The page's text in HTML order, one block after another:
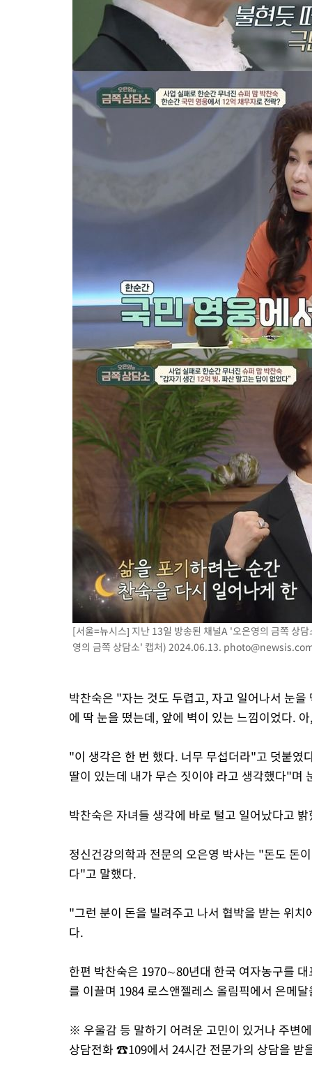
[서울=뉴시스] 지난 13일 방송된 채널A '오은영의 금쪽 상
영의 금쪽 상담소' 캡처) 2024.06.13.
박찬숙은 "자는 것도 두렵고, 자고 일어나서 눈
에 딱 눈을 떴는데, 앞에 벽이 있는 느낌이었다.
"이 생각은 한 번 했다. 너무 무섭더라"고 덧붙
딸이 있는데 내가 무슨 짓이야 라고 생각했다"며
박찬숙은 자녀들 생각에 바로 털고 일어났다고
정신건강의학과 전문의 오은영 박사는 "돈도 돈
다"고 말했다.
"그런 분이 돈을 빌려주고 나서 협박을 받는 위
다.
한편 박찬숙은 1970∼80년대 한국 여자농구를
를 이끌며 1984 로스앤젤레스 올림픽에서 은메
※ 우울감 등 말하기 어려운 고민이 있거나 주변
상담전화 ☎109에서 24시간 전문가의 상담을 받